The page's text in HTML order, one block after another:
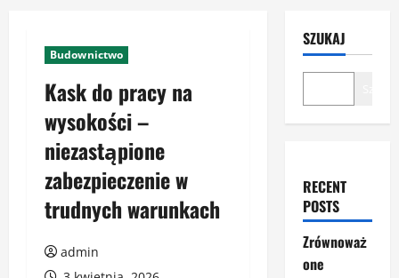
Budownictwo
Kask do pracy na
wysokości –
niezastąpione
zabezpieczenie w
trudnych warunkach
admin
SZUKAJ
RECENT
POSTS
Zrównoważ
one